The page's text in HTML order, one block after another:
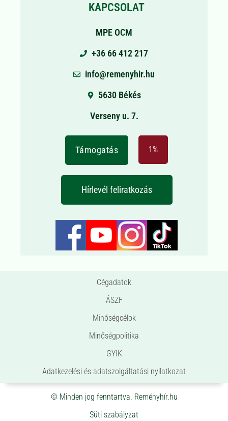
KAPCSOLAT
MPE OCM
+36 66 412 217
info@remenyhir.hu
5630 Békés
Verseny u. 7.
Támogatás 1%
Hírlevél feliratkozás
Cégadatok
ÁSZF
Minőségcélok
Minőségpolitika
GYIK
Adatkezelési és adatszolgáltatási nyilatkozat
© Minden jog fenntartva. Reményhír.hu
Süti szabályzat